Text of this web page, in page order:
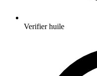
Verifier huile